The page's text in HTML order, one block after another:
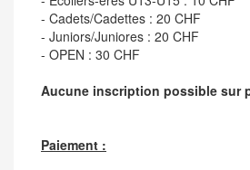
- Cadets/Cadettes : 20 CHF
- Juniors/Juniores : 20 CHF
- OPEN : 30 CHF
Aucune inscription possible sur
Paiement :